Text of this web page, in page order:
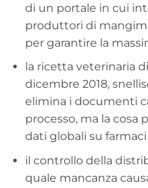
di un portale in cui
produttori di
per garantire la
la ricetta veterinaria
dicembre 2018,
elimina i documenti
processo, ma la cosa
dati globali su
il controllo della
quale mancanza